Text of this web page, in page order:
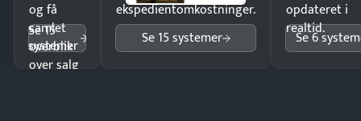
og få
samlet
overblik
over salg
Se 15
systemer
ekspedientomkostninger.
Se 15 systemer
opdateret i
realtid.
Se 6